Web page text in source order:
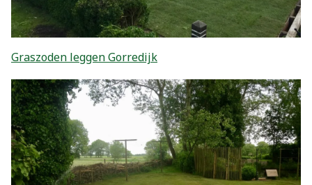
Graszoden leggen Gorredijk